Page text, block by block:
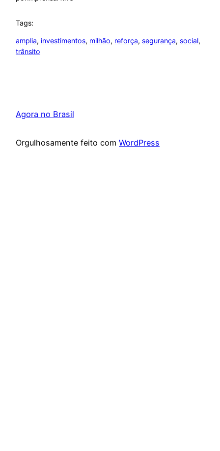
Tags:
amplia, investimentos, milhão, reforça, segurança, social
trânsito
Agora no Brasil
Orgulhosamente feito com WordPress